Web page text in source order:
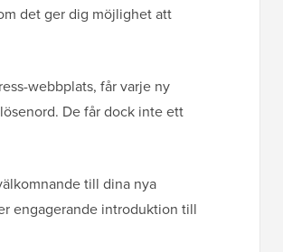
det ger dig möjlighet att
webbplats, får varje ny
De får dock inte ett
till dina nya
engagerande introduktion till